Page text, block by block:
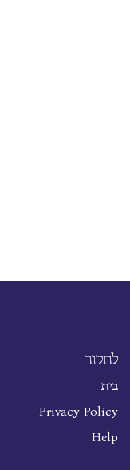
לחקור
בית
Privacy Policy
Help